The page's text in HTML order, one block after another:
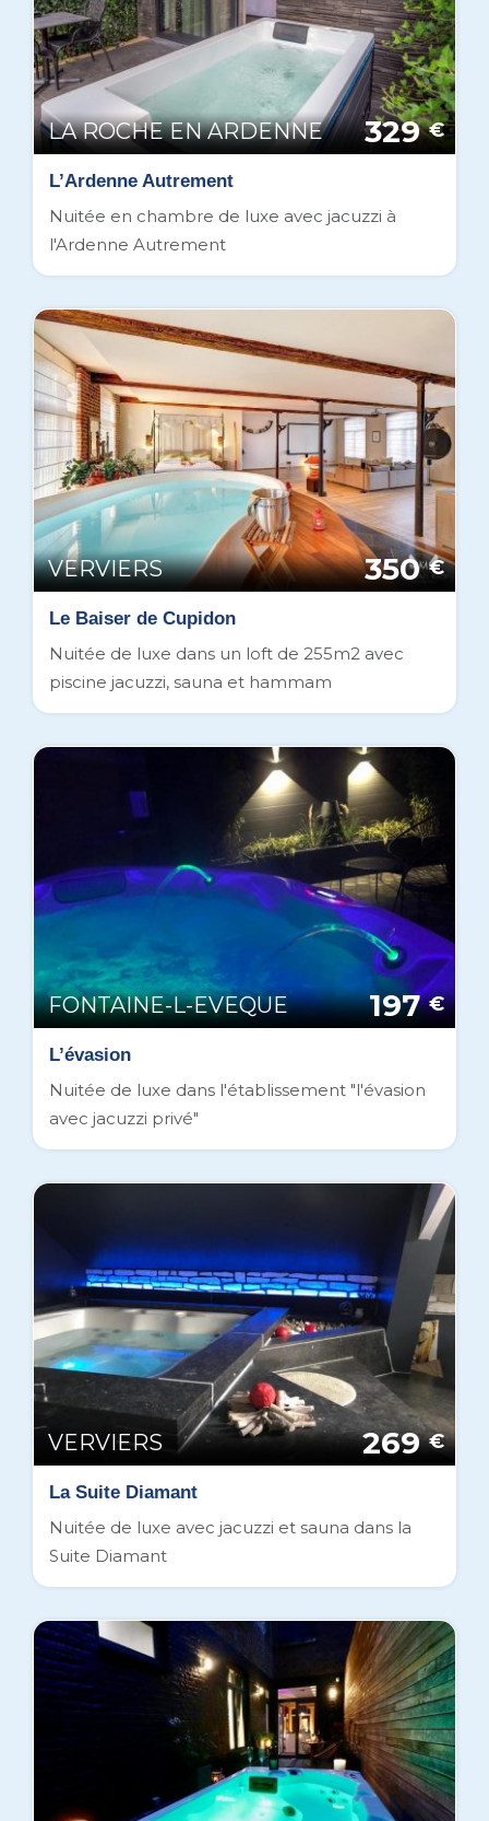
LA ROCHE EN ARDENNE 329 €
L’Ardenne Autrement
Nuitée en chambre de luxe avec jacuzzi à
l'Ardenne Autrement
VERVIERS 350 €
Le Baiser de Cupidon
Nuitée de luxe dans un loft de 255m2 avec
piscine jacuzzi, sauna et hammam
FONTAINE-L-EVEQUE 197 €
L’évasion
Nuitée de luxe dans l'établissement "l'évasion
avec jacuzzi privé"
VERVIERS 269 €
La Suite Diamant
Nuitée de luxe avec jacuzzi et sauna dans la
Suite Diamant